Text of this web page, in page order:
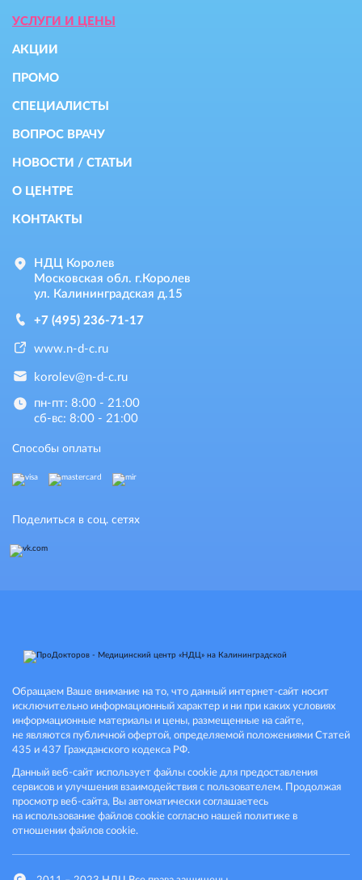
УСЛУГИ И ЦЕНЫ
АКЦИИ
ПРОМО
СПЕЦИАЛИСТЫ
ВОПРОС ВРАЧУ
НОВОСТИ / СТАТЬИ
О ЦЕНТРЕ
КОНТАКТЫ
НДЦ Королев
Московская обл. г.Королев
ул. Калининградская д.15
+7 (495) 236-71-17
www.n-d-c.ru
korolev@n-d-c.ru
пн-пт: 8:00 - 21:00
сб-вс: 8:00 - 21:00
Способы оплаты
Поделиться в соц. сетях
Обращаем Ваше внимание на то, что данный интернет-сайт носит
исключительно информационный характер и ни при каких условиях
информационные материалы и цены, размещенные на сайте,
не являются публичной офертой, определяемой положениями Статей
435 и 437 Гражданского кодекса РФ.
Данный веб-сайт использует файлы cookie для предоставления
сервисов и улучшения взаимодействия с пользователем. Продолжая
просмотр веб-сайта, Вы автоматически соглашаетесь
на использование файлов cookie согласно нашей политике в
отношении файлов cookie.